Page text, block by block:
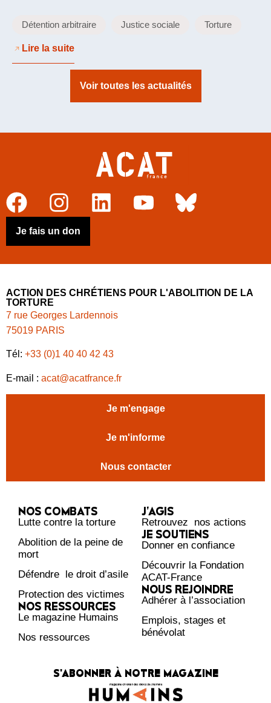
Détention arbitraire Justice sociale Torture
Lire la suite
Voir toutes les actualités
Je fais un don
ACTION DES CHRÉTIENS POUR L'ABOLITION DE LA
TORTURE
7 rue Georges Lardennois
75019 PARIS
Tél: +33 (0)1 40 40 42 43
E-mail : acat@acatfrance.fr
Je m'engage
Je m'informe
Nous contacter
NOS COMBATS
Lutte contre la torture
Abolition de la peine de
mort
Défendre le droit d’asile
Protection des victimes
NOS RESSOURCES
Le magazine Humains
Nos ressources
J’AGIS
Retrouvez nos actions
JE SOUTIENS
Donner en confiance
Découvrir la Fondation
ACAT-France
NOUS REJOINDRE
Adhérer à l’association
Emplois, stages et
bénévolat
S'ABONNER À NOTRE MAGAZINE